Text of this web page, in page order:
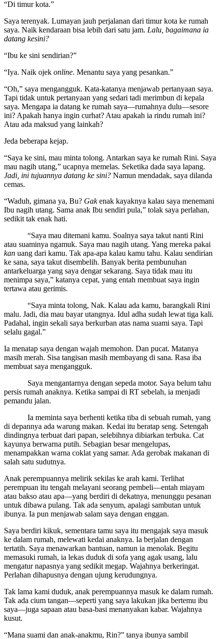
“Di timur kota.”
Saya terenyak. Lumayan jauh perjalanan dari timur kota ke rumah
saya. Naik kendaraan bisa lebih dari satu jam. Lalu, bagaimana ia
datang kesini?
“Ibu ke sini sendirian?”
“Iya. Naik ojek online. Menantu saya yang pesankan.”
“Oh,” saya mengangguk. Kata-katanya menjawab pertanyaan saya.
Tapi tidak untuk pertanyaan yang sedari tadi merimbun di kepala
saya. Mengapa ia datang ke rumah saya—rumahnya dulu—sesore
ini? Apakah hanya ingin curhat? Atau apakah ia rindu rumah ini?
Atau ada maksud yang lainkah?
Jeda beberapa kejap.
“Saya ke sini, mau minta tolong. Antarkan saya ke rumah Rini. Saya
mau nagih utang,” ucapnya memelas. Seketika dada saya lapang.
Jadi, ini tujuannya datang ke sini? Namun mendadak, saya dilanda
cemas.
“Waduh, gimana ya, Bu? Gakenak kayaknya kalau saya menemani
Ibu nagih utang. Sama anak Ibu sendiri pula,” tolak saya perlahan,
sedikit tak enak hati.
“Saya mau ditemani kamu. Soalnya saya takut nanti Rini
atau suaminya ngamuk. Saya mau nagih utang. Yang mereka pakai
kan uang dari kamu. Tak apa-apa kalau kamu tahu. Kalau sendirian
ke sana, saya takut disembelih. Banyak berita pembunuhan
antarkeluarga yang saya dengar sekarang. Saya tidak mau itu
menimpa saya,” katanya cepat, yang entah membuat saya ingin
tertawa atau gerimis.
“Saya minta tolong, Nak. Kalau ada kamu, barangkali Rini
malu. Jadi, dia mau bayar utangnya. Idul adha sudah lewat tiga kali.
Padahal, ingin sekali saya berkurban atas nama suami saya. Tapi
selalu gagal.”
Ia menatap saya dengan wajah memohon. Dan pucat. Matanya
masih merah. Sisa tangisan masih membayang di sana. Rasa iba
membuat saya mengangguk.
Saya mengantarnya dengan sepeda motor. Saya belum tahu
persis rumah anaknya. Ketika sampai di RT sebelah, ia menjadi
pemandu jalan.
Ia meminta saya berhenti ketika tiba di sebuah rumah, yang
di depannya ada warung makan. Kedai itu beratap seng. Setengah
dindingnya terbuat dari papan, selebihnya dibiarkan terbuka. Cat
kayunya berwarna putih. Sebagian besar mengelupas,
menampakkan warna coklat yang samar. Ada gerobak makanan di
salah satu sudutnya.
Anak perempuannya melirik sekilas ke arah kami. Terlihat
perempuan itu tengah melayani seorang pembeli—entah miayam
atau bakso atau apa—yang berdiri di dekatnya, menunggu pesanan
untuk dibawa pulang. Tak ada senyum, apalagi sambutan untuk
ibunya. Ia pun menjawab salam saya dengan enggan.
Saya berdiri kikuk, sementara tamu saya itu mengajak saya masuk
ke dalam rumah, melewati kedai anaknya. Ia berjalan dengan
tertatih. Saya menawarkan bantuan, namun ia menolak. Begitu
memasuki rumah, ia lekas duduk di sofa yang agak usang, lalu
mengatur napasnya yang sedikit megap. Wajahnya berkeringat.
Perlahan dihapusnya dengan ujung kerudungnya.
Tak lama kami duduk, anak perempuannya masuk ke dalam rumah.
Tak ada cium tangan—seperti yang saya lakukan jika bertemu ibu
saya—juga sapaan atau basa-basi menanyakan kabar. Wajahnya
kusut.
“Mana suami dan anak-anakmu, Rin?” tanya ibunya sambil